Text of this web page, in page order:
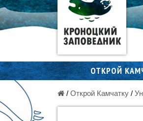
ОТКРОЙ
/ Открой Камчатку /